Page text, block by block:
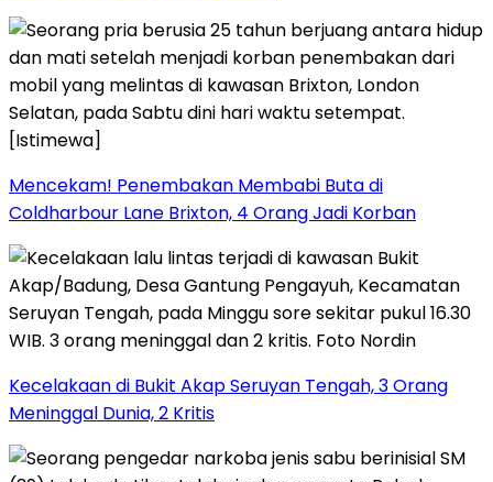
Mencekam! Penembakan Membabi Buta di
Coldharbour Lane Brixton, 4 Orang Jadi Korban
Kecelakaan di Bukit Akap Seruyan Tengah, 3 Orang
Meninggal Dunia, 2 Kritis